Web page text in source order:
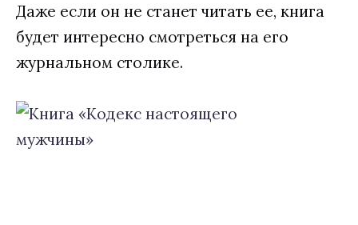
Даже если он не станет читать ее, книга
будет интересно смотреться на его
журнальном столике.